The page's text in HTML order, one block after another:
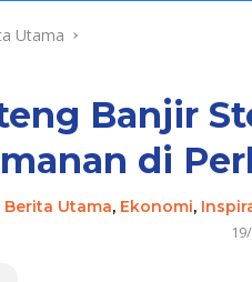
Utama
Banjir
di
Berita Utama, Ekonomi,